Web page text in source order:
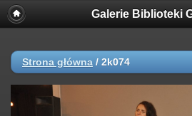
Galerie Biblioteki
Strona główna / 2k074